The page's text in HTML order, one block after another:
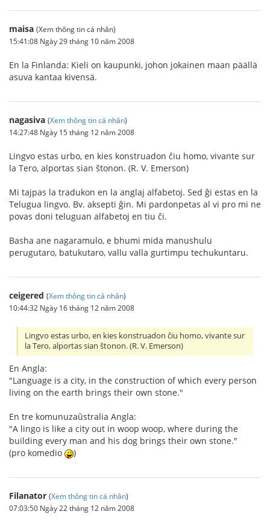
maisa (Xem thông tin cá nhân)
15:41:08 Ngày 29 tháng 10 năm 2008
En la Finlanda: Kieli on kaupunki, johon jokainen maan päällä
asuva kantaa kivensä.
nagasiva (Xem thông tin cá nhân)
14:27:48 Ngày 15 tháng 12 năm 2008
Lingvo estas urbo, en kies konstruadon ĉiu homo, vivante sur
la Tero, alportas sian ŝtonon. (R. V. Emerson)
Mi tajpas la tradukon en la anglaj alfabetoj. Sed ĝi estas en la
Telugua lingvo. Bv. aksepti ĝin. Mi pardonpetas al vi pro mi ne
povas doni teluguan alfabetoj en tiu ĉi.
Basha ane nagaramulo, e bhumi mida manushulu
perugutaro, batukutaro, vallu valla gurtimpu techukuntaru.
ceigered (Xem thông tin cá nhân)
10:44:32 Ngày 16 tháng 12 năm 2008
Lingvo estas urbo, en kies konstruadon ĉiu homo, vivante sur
la Tero, alportas sian ŝtonon. (R. V. Emerson)
En Angla:
"Language is a city, in the construction of which every person
living on the earth brings their own stone."
En tre komunuzaŭstralia Angla:
"A lingo is like a city out in woop woop, where during the
building every man and his dog brings their own stone."
(pro komedio
)
Filanator (Xem thông tin cá nhân)
07:03:50 Ngày 22 tháng 12 năm 2008